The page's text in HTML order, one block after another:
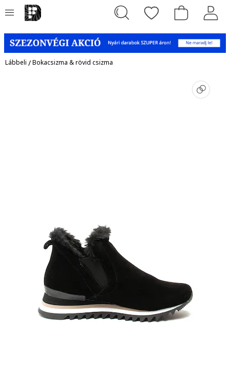
Lábbeli /Bokacsizma & rövid csizma